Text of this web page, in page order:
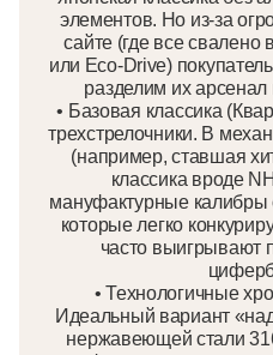
элементов. Но из-за
сайте (где все свалено
или Eco-Drive)
разделим их
• Базовая классика
трехстрелочники. В
(например, ставшая
классика вроде
мануфактурные калибры
которые легко
часто выигрывают
• Технологичные
Идеальный вариант
нержавеющей стали